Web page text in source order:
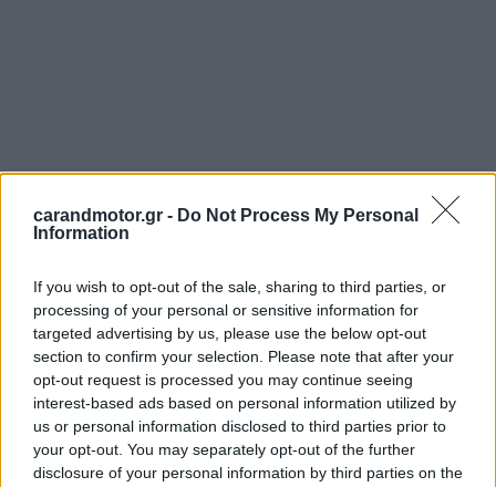
carandmotor.gr - Do Not Process My Personal
Information
If you wish to opt-out of the sale, sharing to third parties, or
processing of your personal or sensitive information for
targeted advertising by us, please use the below opt-out
section to confirm your selection. Please note that after your
opt-out request is processed you may continue seeing
interest-based ads based on personal information utilized by
us or personal information disclosed to third parties prior to
your opt-out. You may separately opt-out of the further
disclosure of your personal information by third parties on the
Ταυτόχρονα, στη συντριπτικήπλειονότητατων
οχημάτων, όπου είναι αυτό εφικτό, έχει προστεθεί και το
στοιχείο του αριθμούτωνχιλιομέτρωνκάθεοχήματος